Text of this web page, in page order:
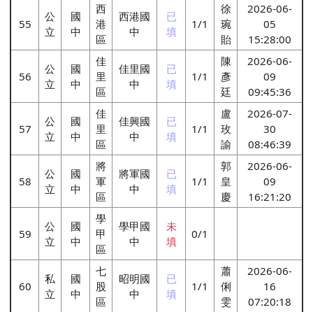
55
公
立
國
中
西
港
區
西港國
中
已
填
1/1
徐
琬
貽
2026-06-
05
15:28:00
56
公
立
國
中
佳
里
區
佳里國
中
已
填
1/1
陳
彥
廷
2026-06-
09
09:45:36
57
公
立
國
中
佳
里
區
佳興國
中
已
填
1/1
盧
玫
諭
2026-07-
30
08:46:39
58
公
立
國
中
將
軍
區
將軍國
中
已
填
1/1
郭
皇
慶
2026-06-
09
16:21:20
59
公
立
國
中
學
甲
區
學甲國
中
未
填
0/1
60
私
立
國
中
七
股
區
昭明國
中
已
填
1/1
蕭
俐
雯
2026-06-
16
07:20:18